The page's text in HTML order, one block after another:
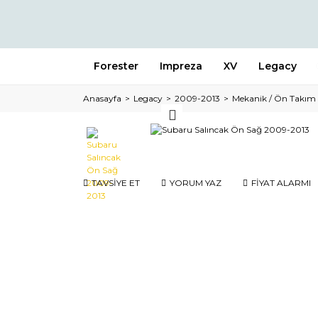
Forester Impreza XV Legacy
Anasayfa Legacy 2009-2013 Mekanik / Ön Takım
TAVSİYE ET YORUM YAZ FİYAT ALARMI